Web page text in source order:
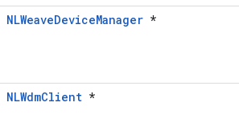
NLWeaveDeviceManager *
NLWdmClient *